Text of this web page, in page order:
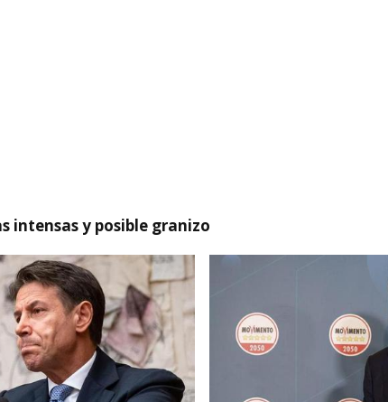
intensas y posible granizo